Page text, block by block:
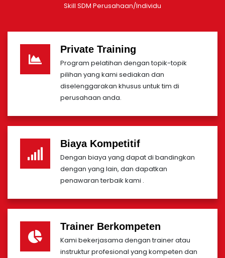
Skill SDM Perusahaan/Individu
Private Training
Program pelatihan dengan topik-topik
pilihan yang kami sediakan dan
diselenggarakan khusus untuk tim di
perusahaan anda.
Biaya Kompetitif
Dengan biaya yang dapat di bandingkan
dengan yang lain, dan dapatkan
penawaran terbaik kami .
Trainer Berkompeten
Kami bekerjasama dengan trainer atau
instruktur profesional yang kompeten dan